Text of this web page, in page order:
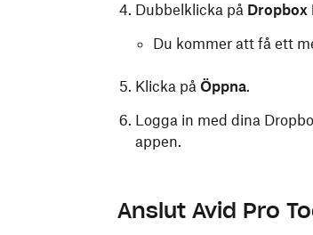
Dubbelklicka på Dropbox
Du kommer att få ett
Klicka på Öppna.
Logga in med dina
appen.
Anslut Avid Pro